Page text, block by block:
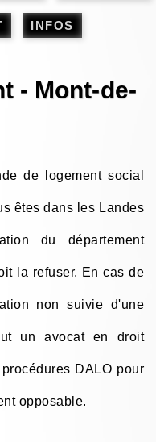
INFOS
- Mont-de-
de logement social
êtes dans les Landes
du département
la refuser. En cas de
non suivie d'une
un avocat en droit
DALO pour
opposable.